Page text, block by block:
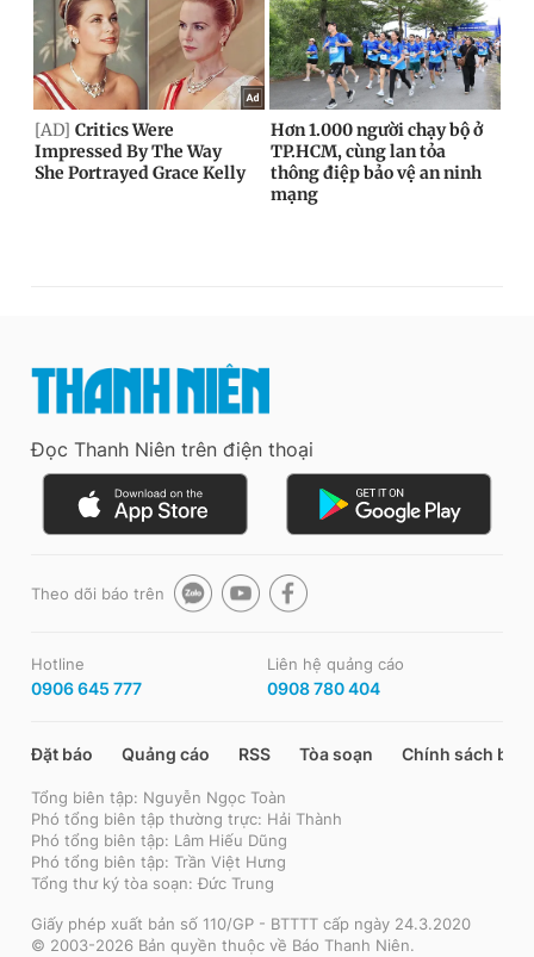
Đọc Thanh Niên trên điện thoại
Theo dõi báo trên
Hotline
0906 645 777
Liên hệ quảng cáo
0908 780 404
Đặt báo Quảng cáo RSS Tòa soạn Chính sách bảo
Tổng biên tập: Nguyễn Ngọc Toàn
Phó tổng biên tập thường trực: Hải Thành
Phó tổng biên tập: Lâm Hiếu Dũng
Phó tổng biên tập: Trần Việt Hưng
Tổng thư ký tòa soạn: Đức Trung
Giấy phép xuất bản số 110/GP - BTTTT cấp ngày 24.3.2020
© 2003-2026 Bản quyền thuộc về Báo Thanh Niên.